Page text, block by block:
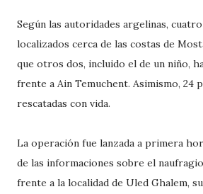
Según las autoridades argelinas,
localizados cerca de las costas de
que otros dos, incluido el de un niño,
frente a Ain Temuchent. Asimismo, 24
rescatadas con vida.
La operación fue lanzada a primera
de las informaciones sobre el
frente a la localidad de Uled Ghalem,